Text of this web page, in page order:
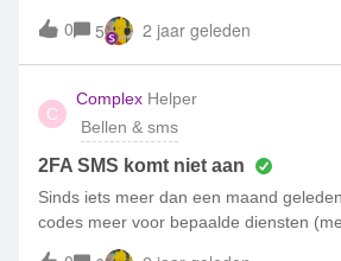
op 2FA services kan inloggen. Ik woon
dus ben rechtstreeks op het Simpel
0 5 2 jaar geleden
C
Complex Helper
Bellen & sms
2FA SMS komt niet aan
Sinds iets meer dan een maand
codes meer voor bepaalde diensten
DiPocket). Hierdoor kom ik bijvoorbeeld